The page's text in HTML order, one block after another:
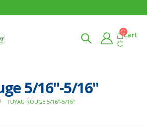
Cart
5/16″-5/16″
TUYAU ROUGE 5/16″-5/16″